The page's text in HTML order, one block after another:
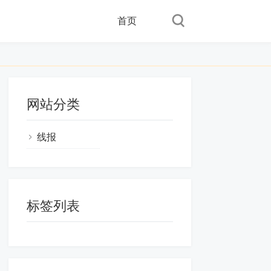
首页
网站分类
线报
标签列表